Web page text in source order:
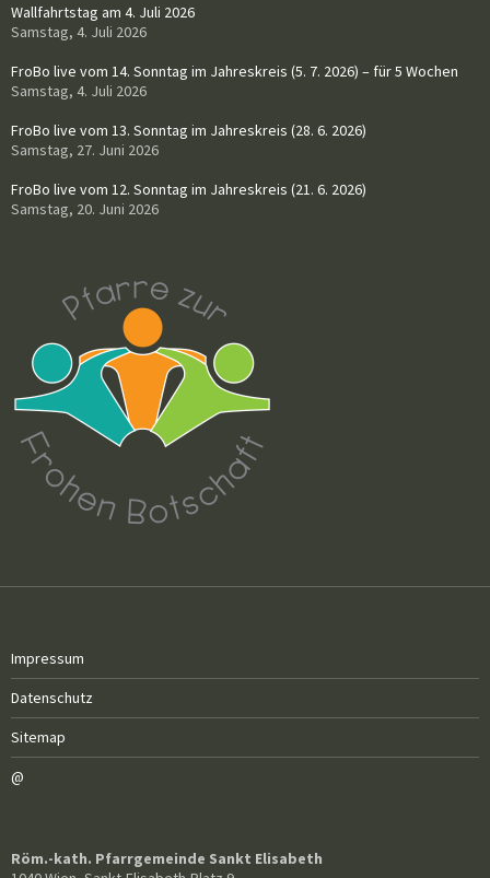
Wallfahrtstag am 4. Juli 2026
Samstag, 4. Juli 2026
FroBo live vom 14. Sonntag im Jahreskreis (5. 7. 2026) – für 5 Wochen
Samstag, 4. Juli 2026
FroBo live vom 13. Sonntag im Jahreskreis (28. 6. 2026)
Samstag, 27. Juni 2026
FroBo live vom 12. Sonntag im Jahreskreis (21. 6. 2026)
Samstag, 20. Juni 2026
Impressum
Datenschutz
Sitemap
@
Röm.-kath. Pfarrgemeinde Sankt Elisabeth